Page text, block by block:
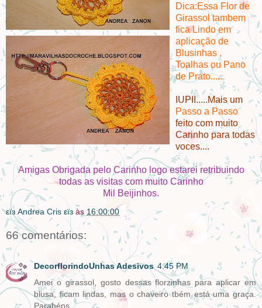
Dica:Essa Flor de
Girassol tambem
fica Lindo em
aplicação de
Blusinhas ,
Toalhas ou Pano
de Prato.....
IUPII.....Mais um
Passo a Passo
feito com muito
Carinho para todas
voces....
Amigas Obrigada pelo Carinho logo estarei retribuindo
todas as visitas com muito Carinho
Mil Beijinhos.
εïз Andrea Cris εïз às 16:00:00
66 comentários:
DecorflorindoUnhas Adesivos 4:45 PM
Amei o girassol, gosto dessas florzinhas para aplicar em
blusa, ficam lindas, mas o chaveiro tbém está uma graça.
Parabéns.